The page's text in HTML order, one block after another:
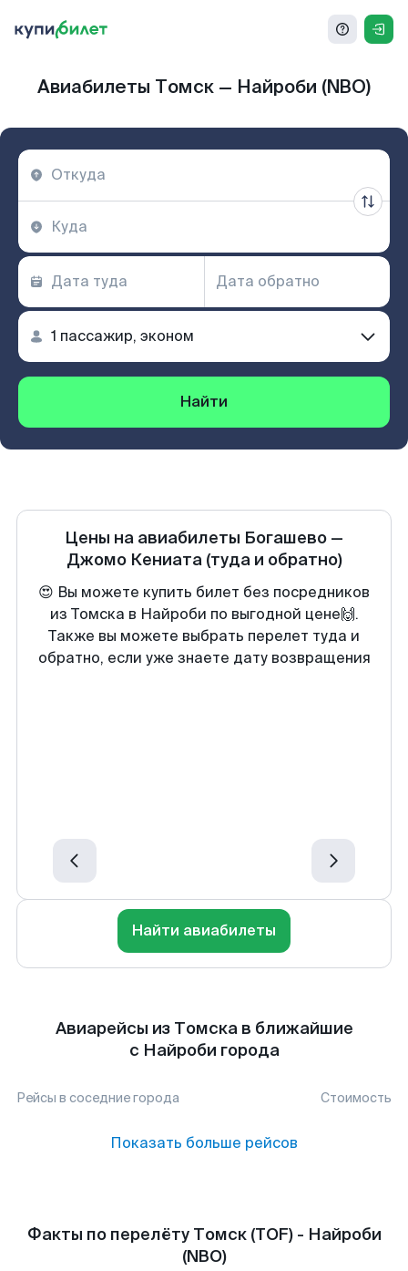
Авиабилеты Томск — Найроби (NBO)
Найти
Цены на авиабилеты Богашево —
Джомо Кениата (туда и обратно)
😍 Вы можете купить билет без посредников
из Томска в Найроби по выгодной цене🙌.
Также вы можете выбрать перелет туда и
обратно, если уже знаете дату возвращения
Найти авиабилеты
Авиарейсы из Томска в ближайшие
с Найроби города
Рейсы в соседние города Стоимость
Показать больше рейсов
Факты по перелёту Томск (TOF) - Найроби
(NBO)